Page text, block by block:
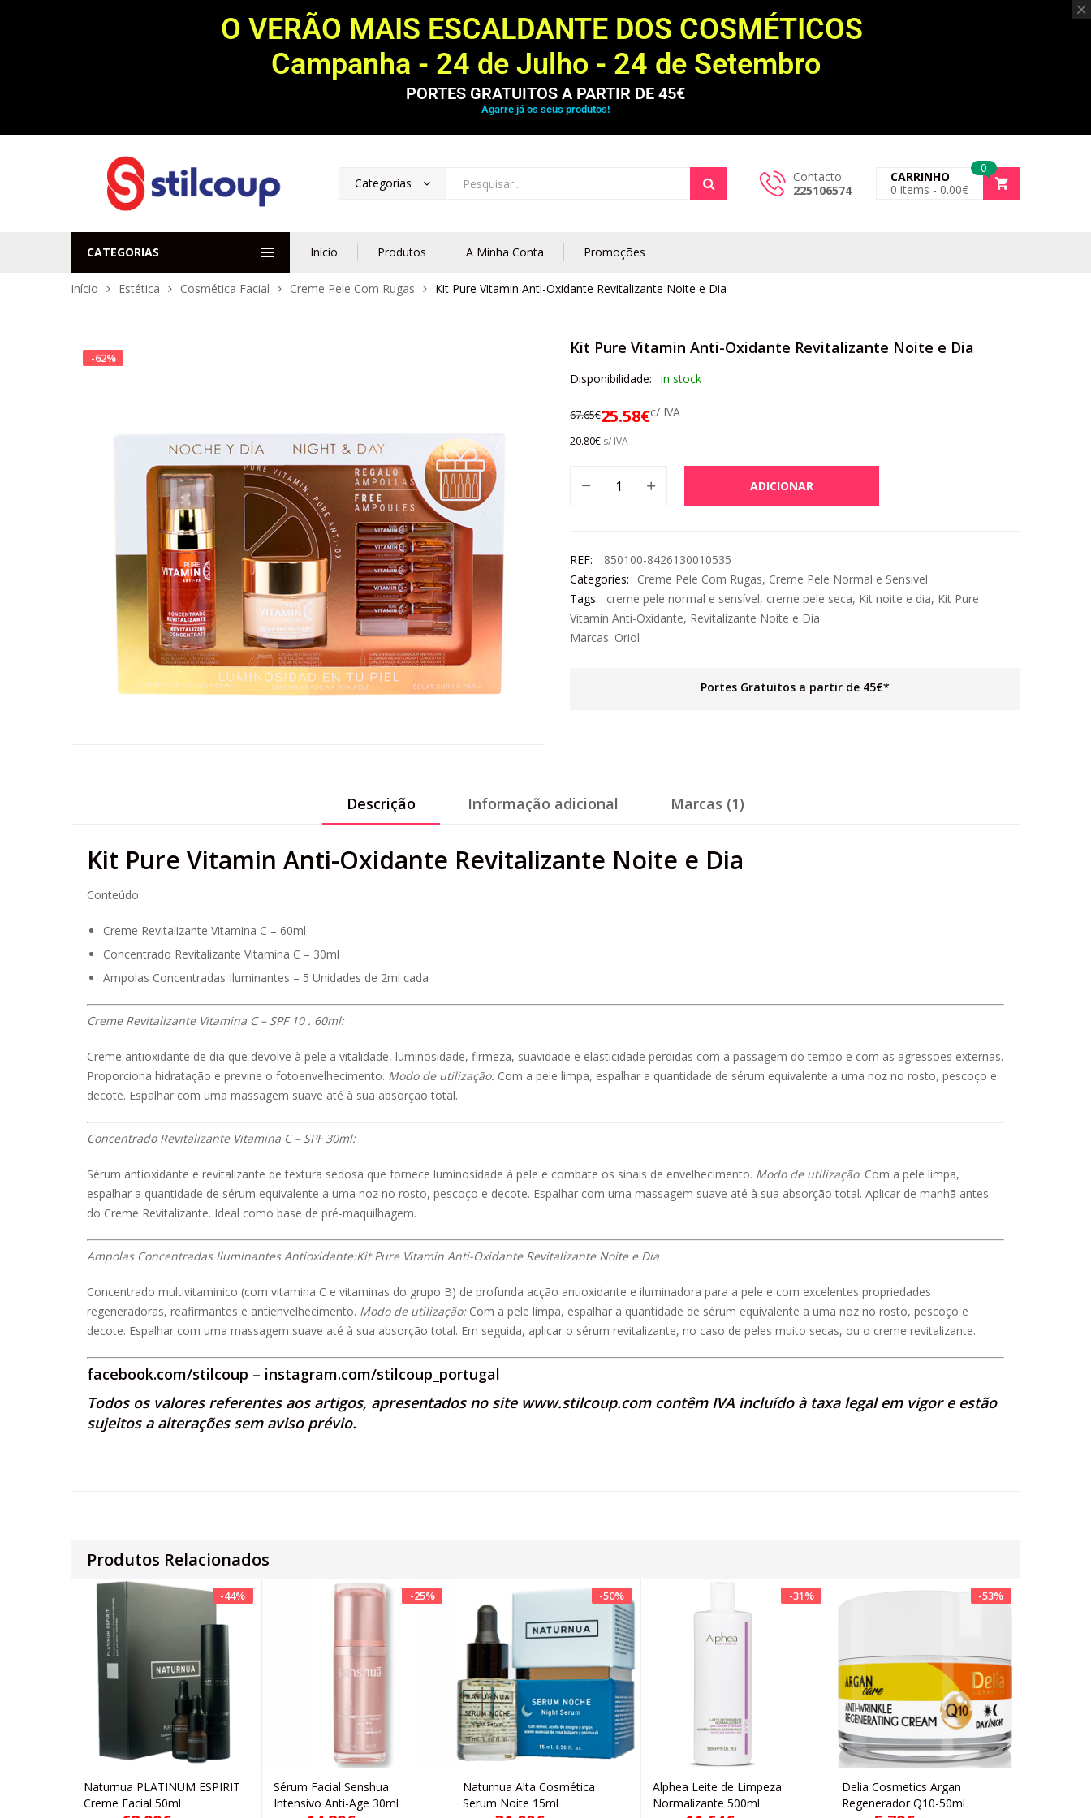
O VERÃO MAIS ESCALDANTE DOS COSMÉTICOS
Campanha - 24 de Julho - 24 de Setembro
PORTES GRATUITOS A PARTIR DE 45€
Agarre já os seus produtos!
Categorias
Contacto:
225106574
0
CARRINHO
0 items - 0.00€
CATEGORIAS Início Produtos A Minha Conta Promoções
Início Estética Cosmética Facial Creme Pele Com Rugas Kit Pure Vitamin Anti-Oxidante Revitalizante Noite e Dia
-62%
Kit Pure Vitamin Anti-Oxidante Revitalizante Noite e Dia
Disponibilidade: In stock
67.65€25.58€c/ IVA
20.80€ s/ IVA
ADICIONAR
REF:
850100-8426130010535
Categories:
Creme Pele Com Rugas, Creme Pele Normal e Sensivel
Tags:
creme pele normal e sensível, creme pele seca, Kit noite e dia, Kit Pure
Vitamin Anti-Oxidante, Revitalizante Noite e Dia
Marcas: Oriol
Portes Gratuitos a partir de 45€*
Descrição Informação adicional Marcas (1)
Kit Pure Vitamin Anti-Oxidante Revitalizante Noite e Dia
Conteúdo:
Creme Revitalizante Vitamina C – 60ml
Concentrado Revitalizante Vitamina C – 30ml
Ampolas Concentradas Iluminantes – 5 Unidades de 2ml cada
Creme Revitalizante Vitamina C – SPF 10 . 60ml:
Creme antioxidante de dia que devolve à pele a vitalidade, luminosidade, firmeza, suavidade e elasticidade perdidas com a passagem do tempo e com as agressões externas.
Proporciona hidratação e previne o fotoenvelhecimento. Modo de utilização: Com a pele limpa, espalhar a quantidade de sérum equivalente a uma noz no rosto, pescoço e
decote. Espalhar com uma massagem suave até à sua absorção total.
Concentrado Revitalizante Vitamina C – SPF 30ml:
Sérum antioxidante e revitalizante de textura sedosa que fornece luminosidade à pele e combate os sinais de envelhecimento. Modo de utilização: Com a pele limpa,
espalhar a quantidade de sérum equivalente a uma noz no rosto, pescoço e decote. Espalhar com uma massagem suave até à sua absorção total. Aplicar de manhã antes
do Creme Revitalizante. Ideal como base de pré-maquilhagem.
Ampolas Concentradas Iluminantes Antioxidante:Kit Pure Vitamin Anti-Oxidante Revitalizante Noite e Dia
Concentrado multivitaminico (com vitamina C e vitaminas do grupo B) de profunda acção antioxidante e iluminadora para a pele e com excelentes propriedades
regeneradoras, reafirmantes e antienvelhecimento. Modo de utilização: Com a pele limpa, espalhar a quantidade de sérum equivalente a uma noz no rosto, pescoço e
decote. Espalhar com uma massagem suave até à sua absorção total. Em seguida, aplicar o sérum revitalizante, no caso de peles muito secas, ou o creme revitalizante.
facebook.com/stilcoup – instagram.com/stilcoup_portugal
Todos os valores referentes aos artigos, apresentados no site www.stilcoup.comcontêm IVA incluído à taxa legal em vigor e estão
sujeitos a alterações sem aviso prévio.
Produtos Relacionados
-44%
Adicionar
Naturnua PLATINUM ESPIRIT
Creme Facial 50ml
-25%
Adicionar
Sérum Facial Senshua
Intensivo Anti-Age 30ml
-50%
Adicionar
Naturnua Alta Cosmética
Serum Noite 15ml
-31%
Adicionar
Alphea Leite de Limpeza
Normalizante 500ml
-53%
Adicionar
Delia Cosmetics Argan
Regenerador Q10-50ml